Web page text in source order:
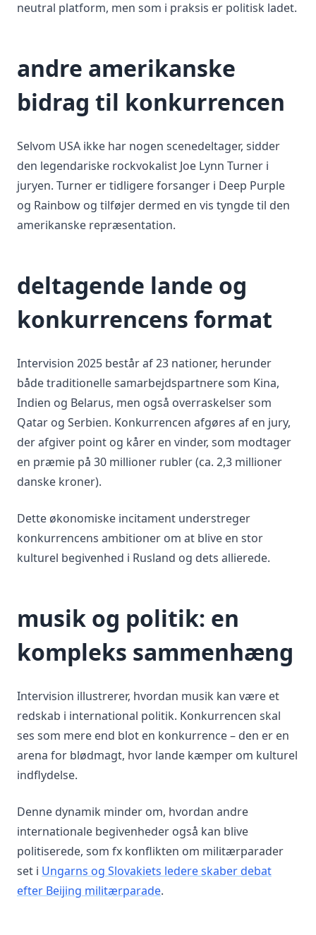
neutral platform, men som i praksis er politisk ladet.
andre amerikanske
bidrag til konkurrencen
Selvom USA ikke har nogen scenedeltager, sidder
den legendariske rockvokalist Joe Lynn Turner i
juryen. Turner er tidligere forsanger i Deep Purple
og Rainbow og tilføjer dermed en vis tyngde til den
amerikanske repræsentation.
deltagende lande og
konkurrencens format
Intervision 2025 består af 23 nationer, herunder
både traditionelle samarbejdspartnere som Kina,
Indien og Belarus, men også overraskelser som
Qatar og Serbien. Konkurrencen afgøres af en jury,
der afgiver point og kårer en vinder, som modtager
en præmie på 30 millioner rubler (ca. 2,3 millioner
danske kroner).
Dette økonomiske incitament understreger
konkurrencens ambitioner om at blive en stor
kulturel begivenhed i Rusland og dets allierede.
musik og politik: en
kompleks sammenhæng
Intervision illustrerer, hvordan musik kan være et
redskab i international politik. Konkurrencen skal
ses som mere end blot en konkurrence – den er en
arena for blødmagt, hvor lande kæmper om kulturel
indflydelse.
Denne dynamik minder om, hvordan andre
internationale begivenheder også kan blive
politiserede, som fx konflikten om militærparader
set i Ungarns og Slovakiets ledere skaber debat
efter Beijing militærparade.